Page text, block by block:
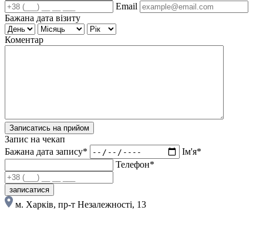
Email
Бажана дата візиту
Коментар
Записатись на прийом
Запис на чекап
Бажана дата запису*
Ім'я*
Телефон*
записатися
м. Харків, пр-т Незалежності, 13